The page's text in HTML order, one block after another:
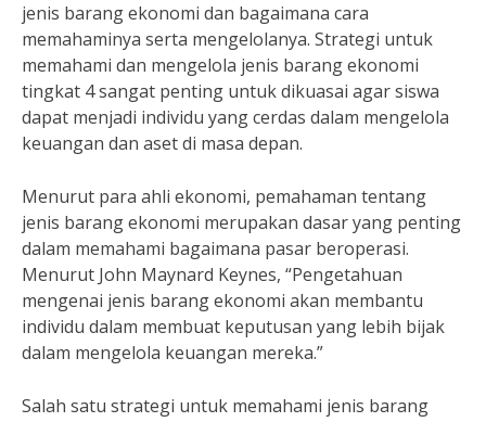
jenis barang ekonomi dan bagaimana cara
memahaminya serta mengelolanya. Strategi untuk
memahami dan mengelola jenis barang ekonomi
tingkat 4 sangat penting untuk dikuasai agar siswa
dapat menjadi individu yang cerdas dalam mengelola
keuangan dan aset di masa depan.
Menurut para ahli ekonomi, pemahaman tentang
jenis barang ekonomi merupakan dasar yang penting
dalam memahami bagaimana pasar beroperasi.
Menurut John Maynard Keynes, “Pengetahuan
mengenai jenis barang ekonomi akan membantu
individu dalam membuat keputusan yang lebih bijak
dalam mengelola keuangan mereka.”
Salah satu strategi untuk memahami jenis barang